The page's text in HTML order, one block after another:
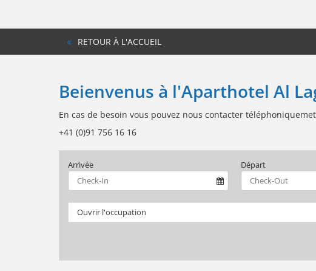
RETOUR À L'ACCUEIL
Beienvenus à l'Aparthotel Al
En cas de besoin vous pouvez nous contacter
+41 (0)91 756 16 16
Arrivée Départ
Ouvrir l'occupation